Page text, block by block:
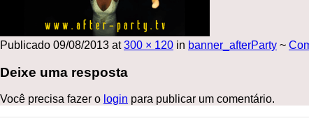
Publicado 09/08/2013 at300 × 120 in banner_afterParty ~
Deixe uma resposta
Você precisa fazer o login para publicar um comentário.